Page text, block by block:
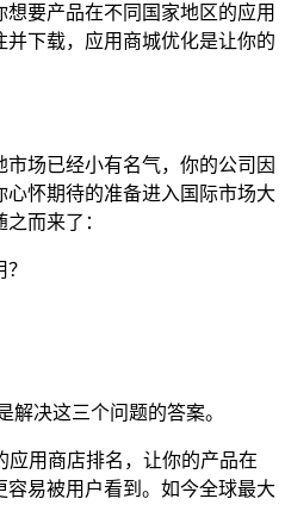
要产品在不同国家地区的应用
下载，应用商城优化是让你的
场已经小有名气，你的公司因
怀期待的准备进入国际市场大
而来了：
解决这三个问题的答案。
应用商店排名，让你的产品在
易被用户看到。如今全球最大